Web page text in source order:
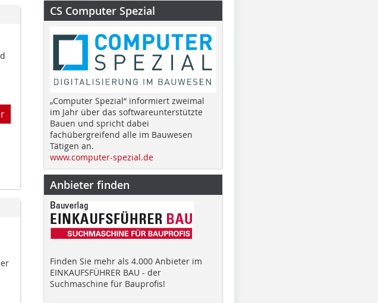
CS Computer Spezial
„Computer Spezial“ informiert zweimal
im Jahr über das softwareunterstützte
Bauen und spricht dabei
fachübergreifend alle im Bauwesen
Tätigen an.
www.computer-spezial.de
Anbieter finden
Finden Sie mehr als 4.000 Anbieter im
EINKAUFSFÜHRER BAU - der
Suchmaschine für Bauprofis!